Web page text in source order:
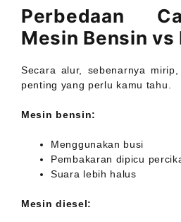
Perbedaan
Mesin Bensin vs
Secara alur, sebenarnya
penting yang perlu kamu tahu.
Mesin bensin:
Menggunakan busi
Pembakaran dipicu
Suara lebih halus
Mesin diesel: